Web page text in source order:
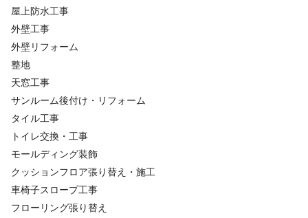
屋上防水工事
外壁工事
外壁リフォーム
整地
天窓工事
サンルーム後付け・リフォーム
タイル工事
トイレ交換・工事
モールディング装飾
クッションフロア張り替え・施工
車椅子スロープ工事
フローリング張り替え